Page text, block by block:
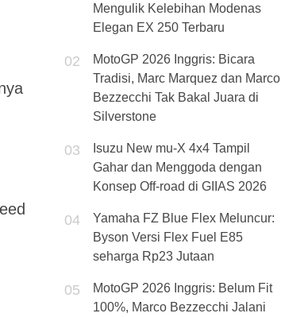
Mengulik Kelebihan Modenas
Elegan EX 250 Terbaru
02
MotoGP 2026 Inggris: Bicara
Tradisi, Marc Marquez dan Marco
Bezzecchi Tak Bakal Juara di
Silverstone
03
Isuzu New mu-X 4x4 Tampil
Gahar dan Menggoda dengan
Konsep Off-road di GIIAS 2026
04
Yamaha FZ Blue Flex Meluncur:
Byson Versi Flex Fuel E85
seharga Rp23 Jutaan
05
MotoGP 2026 Inggris: Belum Fit
100%, Marco Bezzecchi Jalani